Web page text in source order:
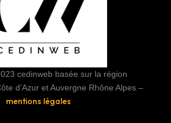
cedinweb basée sur la région
d’Azur et Auvergne Rhône Alpes –
mentions légales